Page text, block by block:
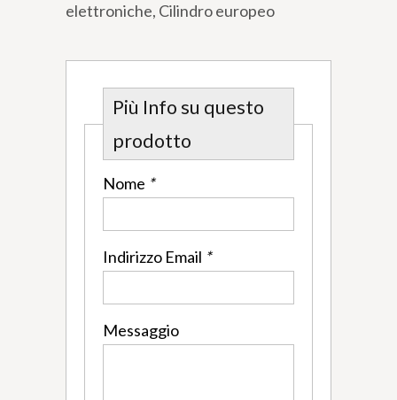
elettroniche, Cilindro europeo
Più Info su questo
prodotto
Nome *
Indirizzo Email *
Messaggio